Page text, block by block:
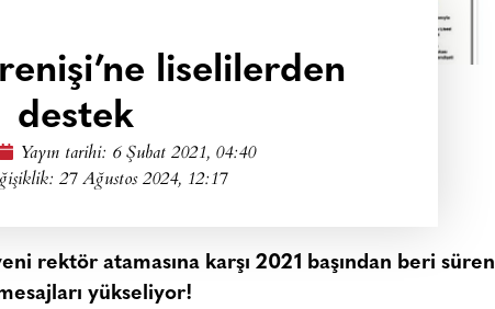
liselilerden
destek
Yayın tarihi: 6 Şubat 2021, 04:40
27 Ağustos 2024, 12:17
rektör atamasına karşı 2021 başından beri süren
yükseliyor!